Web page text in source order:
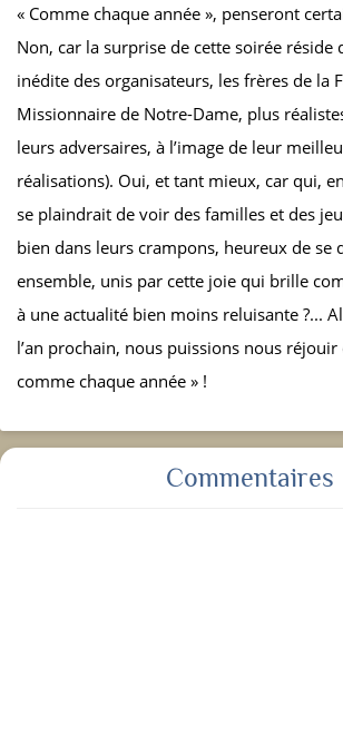
« Comme chaque année », penseront
Non, car la surprise de cette soirée réside
inédite des organisateurs, les frères de la
Missionnaire de Notre-Dame, plus
leurs adversaires, à l’image de leur
réalisations). Oui, et tant mieux, car qui,
se plaindrait de voir des familles et des
bien dans leurs crampons, heureux de se
ensemble, unis par cette joie qui brille
à une actualité bien moins reluisante ?...
l’an prochain, nous puissions nous réjouir
comme chaque année » !
Commentaires